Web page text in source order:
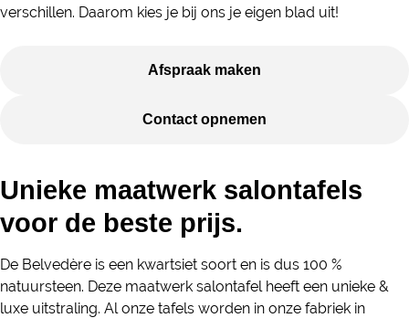
verschillen. Daarom kies je bij ons je eigen blad uit!
Afspraak maken
Contact opnemen
Unieke maatwerk salontafels
voor de beste prijs.
De Belvedère is een kwartsiet soort en is dus 100 %
natuursteen. Deze maatwerk salontafel heeft een unieke &
luxe uitstraling. Al onze tafels worden in onze fabriek in